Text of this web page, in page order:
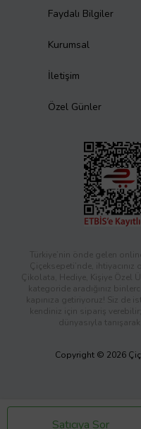
Satıcıya Sor
Faydalı Bilgiler
Kurumsal
İletişim
Özel Günler
Türkiye’nin önde gelen
Çiçeksepeti’nde,
Çikolata, Hediye, Kişiye Özel
kategoride aradığınız
kapınıza getiriyoruz! Siz de
kendiniz için sipariş
dünyasıyla
Copyright © 2026